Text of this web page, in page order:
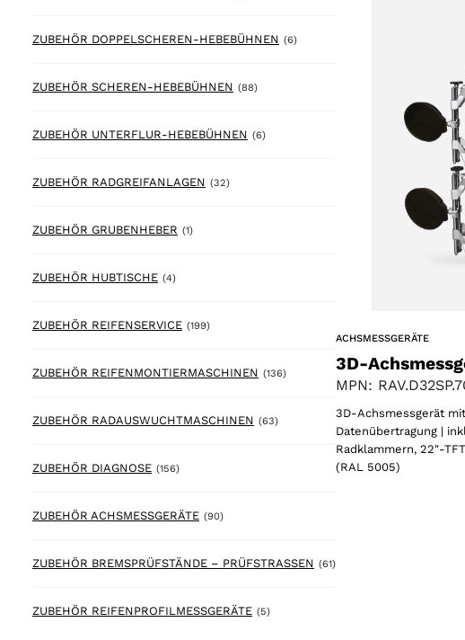
ZUBEHÖR DOPPELSCHEREN-HEBEBÜHNEN (6)6 products
ZUBEHÖR SCHEREN-HEBEBÜHNEN (88)88 products
ZUBEHÖR UNTERFLUR-HEBEBÜHNEN (6)6 products
ZUBEHÖR RADGREIFANLAGEN (32)32 products
ZUBEHÖR GRUBENHEBER (1)1 product
ZUBEHÖR HUBTISCHE (4)4 products
ZUBEHÖR REIFENSERVICE (199)199 products
ZUBEHÖR REIFENMONTIERMASCHINEN (136)136 products
ZUBEHÖR RADAUSWUCHTMASCHINEN (63)63 products
ZUBEHÖR DIAGNOSE (156)156 products
ZUBEHÖR ACHSMESSGERÄTE (90)90 products
ZUBEHÖR BREMSPRÜFSTÄNDE – PRÜFSTRASSEN (61)61 products
ZUBEHÖR REIFENPROFILMESSGERÄTE (5)5 products
ACHSMESSGERÄTE
3D-
MPN:
3D-Achsmessgerät
Datenübertragung |
Radklammern, 22″-
(RAL 5005)